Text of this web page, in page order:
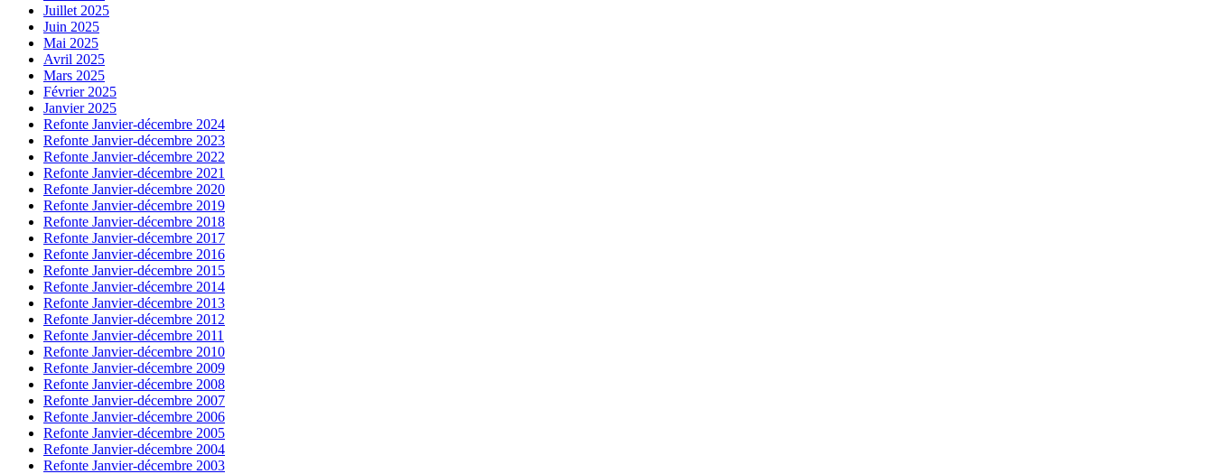
Juillet 2025
Juin 2025
Mai 2025
Avril 2025
Mars 2025
Février 2025
Janvier 2025
Refonte Janvier-décembre 2024
Refonte Janvier-décembre 2023
Refonte Janvier-décembre 2022
Refonte Janvier-décembre 2021
Refonte Janvier-décembre 2020
Refonte Janvier-décembre 2019
Refonte Janvier-décembre 2018
Refonte Janvier-décembre 2017
Refonte Janvier-décembre 2016
Refonte Janvier-décembre 2015
Refonte Janvier-décembre 2014
Refonte Janvier-décembre 2013
Refonte Janvier-décembre 2012
Refonte Janvier-décembre 2011
Refonte Janvier-décembre 2010
Refonte Janvier-décembre 2009
Refonte Janvier-décembre 2008
Refonte Janvier-décembre 2007
Refonte Janvier-décembre 2006
Refonte Janvier-décembre 2005
Refonte Janvier-décembre 2004
Refonte Janvier-décembre 2003